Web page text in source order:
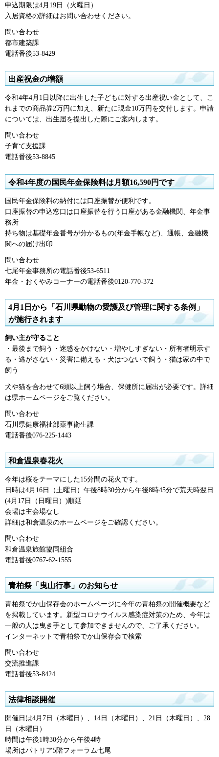
申込期限は4月19日（火曜日）
入居資格の詳細はお問い合わせください。
問い合わせ
都市建築課
電話番後53-8429
出産祝金の増額
令和4年4月1日以降に出生した子どもに対する出産祝い金として、こ
れまでの商品券2万円に加え、新たに現金10万円を交付します。申請
については、出生届を提出した際にご案内します。
問い合わせ
子育て支援課
電話番後53-8845
令和4年度の国民年金保険料は月額16,590円です
国民年金保険料の納付には口座振替が便利です。
口座振替の申込窓口は口座振替を行う口座がある金融機関、年金事
務所
持ち物は基礎年金番号が分かるもの(年金手帳など)、通帳、金融機
関への届け出印
問い合わせ
七尾年金事務所の電話番後53-6511
年金・おくやみコーナーの電話番後0120-770-372
4月1日から「石川県動物の愛護及び管理に関する条例」
が施行されます
飼い主が守ること
・最後まで飼う・迷惑をかけない・増やしすぎない・所有者明示す
る・逃がさない・災害に備える・犬はつないで飼う・猫は家の中で
飼う
犬や猫を合わせて6頭以上飼う場合、保健所に届出が必要です。詳細
は県ホームページをご覧ください。
問い合わせ
石川県健康福祉部薬事衛生課
電話番後076-225-1443
和倉温泉春花火
今年は桜をテーマにした15分間の花火です。
日時は4月16日（土曜日）午後8時30分から午後8時45分で荒天時翌日
(4月17日（日曜日）)順延
会場は主会場なし
詳細は和倉温泉のホームページをご確認ください。
問い合わせ
和倉温泉旅館協同組合
電話番後0767-62-1555
青柏祭「曳山行事」のお知らせ
青柏祭でか山保存会のホームページに今年の青柏祭の開催概要など
を掲載しています。新型コロナウイルス感染症対策のため、今年は
一般の人は曳き手として参加できませんので、ご了承ください。
インターネットで青柏祭でか山保存会で検索
問い合わせ
交流推進課
電話番後53-8424
法律相談開催
開催日は4月7日（木曜日）、14日（木曜日）、21日（木曜日）、28
日（木曜日）
時間は午後1時30分から午後4時
場所はパトリア5階フォーラム七尾